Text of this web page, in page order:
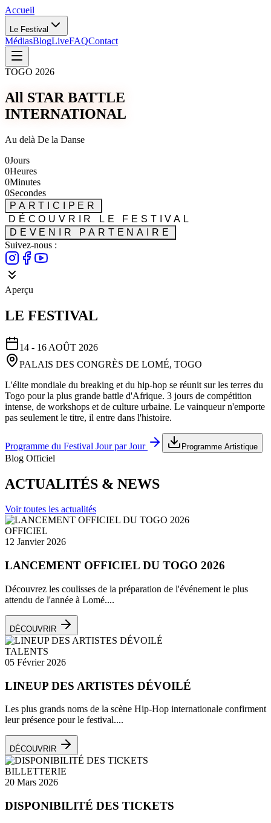
Accueil
Le Festival
MédiasBlogLiveFAQContact
TOGO 2026
All STAR BATTLE
INTERNATIONAL
Au delà De la Danse
0Jours
0Heures
0Minutes
0Secondes
PARTICIPER
DÉCOUVRIR LE FESTIVAL
DEVENIR PARTENAIRE
Suivez-nous :
Aperçu
LE FESTIVAL
14 - 16 AOÛT 2026
PALAIS DES CONGRÈS DE LOMÉ, TOGO
L'élite mondiale du breaking et du hip-hop se réunit sur les terres du
Togo pour la plus grande battle d'Afrique. 3 jours de compétition
intense, de workshops et de culture urbaine. Le vainqueur n'emporte
pas seulement le titre, il entre dans l'histoire.
Programme du Festival Jour par Jour Programme Artistique
Blog Officiel
ACTUALITÉS & NEWS
Voir toutes les actualités
OFFICIEL
12 Janvier 2026
LANCEMENT OFFICIEL DU TOGO 2026
Découvrez les coulisses de la préparation de l'événement le plus
attendu de l'année à Lomé....
DÉCOUVRIR
TALENTS
05 Février 2026
LINEUP DES ARTISTES DÉVOILÉ
Les plus grands noms de la scène Hip-Hop internationale confirment
leur présence pour le festival....
DÉCOUVRIR
BILLETTERIE
20 Mars 2026
DISPONIBILITÉ DES TICKETS